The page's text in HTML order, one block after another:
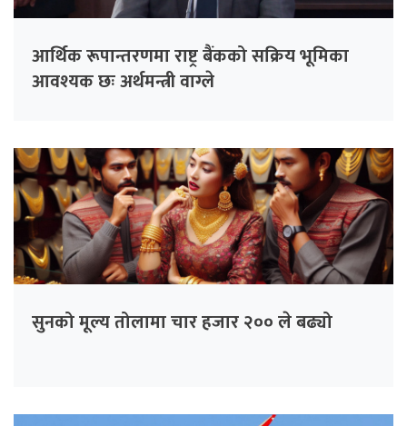
आर्थिक रूपान्तरणमा राष्ट्र बैंकको सक्रिय भूमिका
आवश्यक छः अर्थमन्त्री वाग्ले
सुनको मूल्य तोलामा चार हजार २०० ले बढ्यो